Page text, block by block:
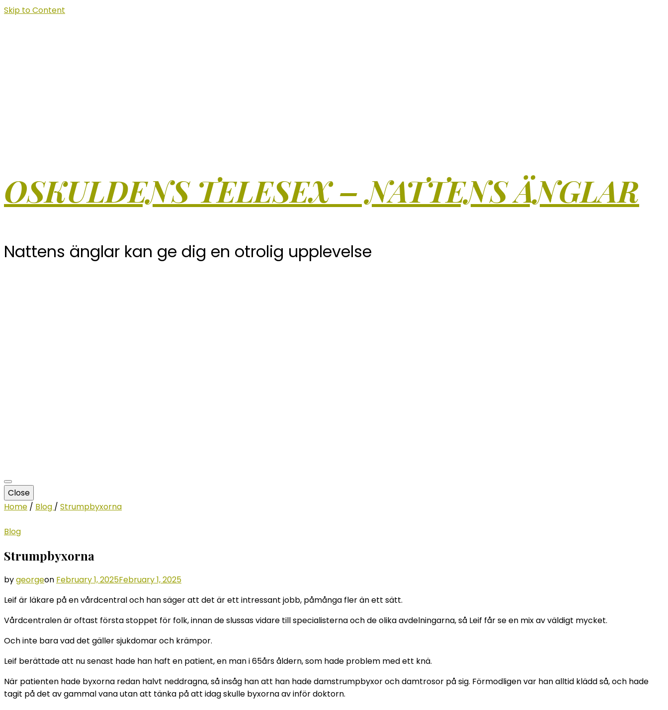
Skip to Content
OSKULDENS TELESEX – NATTENS ÄNGLAR
Nattens änglar kan ge dig en otrolig upplevelse
Close
Home / Blog / Strumpbyxorna
Blog
Strumpbyxorna
bygeorgeon February 1, 2025February 1, 2025
Leif är läkare på en vårdcentral och han säger att det är ett intressant jobb, påmånga fler än ett sätt.
Vårdcentralen är oftast första stoppet för folk, innan de slussas vidare till specialisterna och de olika avdelningarna, så Leif får se en mix av väldigt mycket.
Och inte bara vad det gäller sjukdomar och krämpor.
Leif berättade att nu senast hade han haft en patient, en man i 65års åldern, som hade problem med ett knä.
När patienten hade byxorna redan halvt neddragna, så insåg han att han hade damstrumpbyxor och damtrosor på sig. Förmodligen var han alltid klädd så, och hade
tagit på det av gammal vana utan att tänka på att idag skulle byxorna av inför doktorn.